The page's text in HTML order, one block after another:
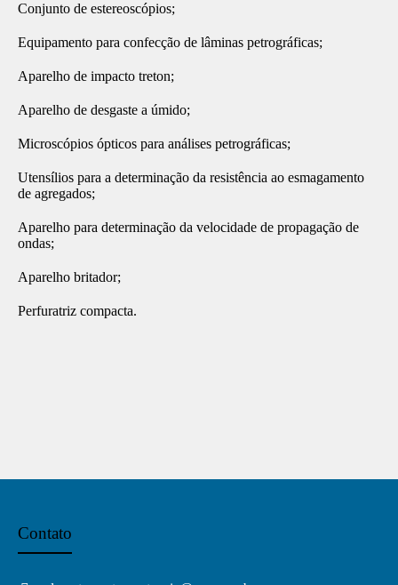
Conjunto de estereoscópios;
Equipamento para confecção de lâminas petrográficas;
Aparelho de impacto treton;
Aparelho de desgaste a úmido;
Microscópios ópticos para análises petrográficas;
Utensílios para a determinação da resistência ao esmagamento
de agregados;
Aparelho para determinação da velocidade de propagação de
ondas;
Aparelho britador;
Perfuratriz compacta.
Contato